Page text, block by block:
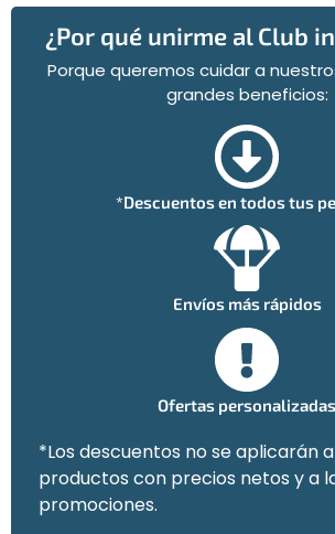
¿Por qué unirme al Club
Porque queremos cuidar a
grandes beneficios:
*Descuentos en todos tus
Envíos más rápidos
Ofertas personalizadas
*Los descuentos no se aplicarán
productos con precios netos y a
promociones.